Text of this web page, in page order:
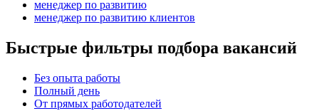
менеджер по развитию
менеджер по развитию клиентов
Быстрые фильтры подбора вакансий
Без опыта работы
Полный день
От прямых работодателей